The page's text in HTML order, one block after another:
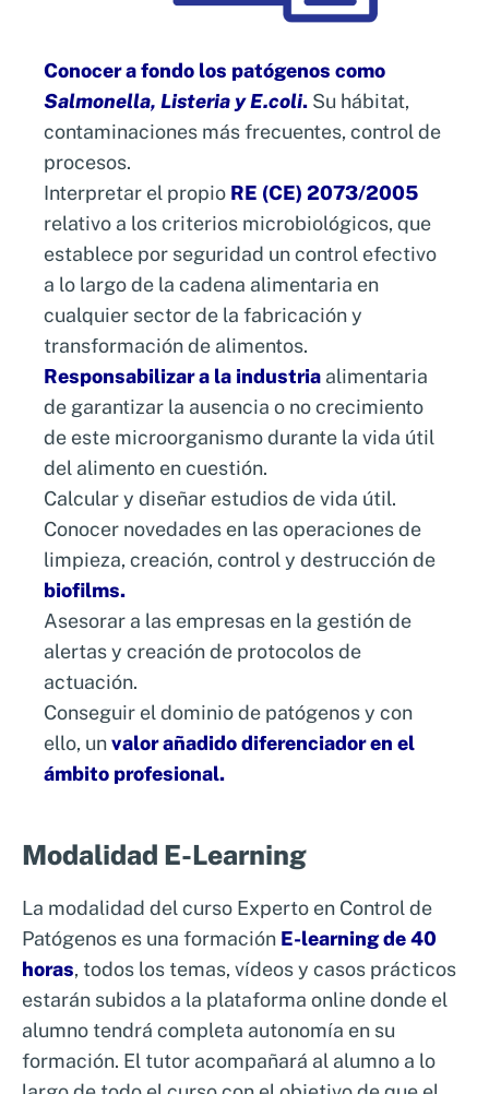
a consumidores como a la reputación de la
Curso Listeria
La presencia de Listeria en productos
alimenticios representa uno de los mayores
riesgos para la salud pública, debido a su
capacidad para proliferar en condiciones
adversas y su resistencia a varios métodos de
conservación. La prevención y el control de
Listeria son esenciales para cualquier
empresa del sector, y contar con el
conocimiento adecuado para este patógeno
puede marcar la diferencia entre un producto
seguro y un brote de enfermedad.
En nuestra formación sobre el control de
patógenos, dedicamos una parte del temario
a explicar las mejores prácticas para
detectar, controlar y eliminar este peligroso
patógeno. Aprenderás a implementar
estrategias efectivas de control, desde la
vigilancia ambiental hasta la intervención en
los puntos críticos de control, asegurando así
la seguridad de los alimentos y el
cumplimiento de las normativas
Al igual que con la Listeria, esta formación
incluye apartados específicos en los que se
tratará en profundidad el control de otros
patógenos como son laSalmonella y la E.coli.
Fórmate con nuestro Curso
Control de Patógenos
Conocer a fondo los patógenos como
Salmonella, Listeria y E.coli. Su hábitat,
contaminaciones más frecuentes, control de
procesos.
Interpretar el propio RE (CE) 2073/2005
relativo a los criterios microbiológicos, que
establece por seguridad un control efectivo
a lo largo de la cadena alimentaria en
cualquier sector de la fabricación y
transformación de alimentos.
Responsabilizar a la industria alimentaria
de garantizar la ausencia o no crecimiento
de este microorganismo durante la vida útil
del alimento en cuestión.
Calcular y diseñar estudios de vida útil.
Conocer novedades en las operaciones de
limpieza, creación, control y destrucción de
biofilms.
Asesorar a las empresas en la gestión de
alertas y creación de protocolos de
actuación.
Conseguir el dominio de patógenos y con
ello, unvalor añadido diferenciador en el
ámbito profesional.
Modalidad E-Learning
La modalidad del curso Experto en Control de
Patógenos es una formación E-learning de 40
horas, todos los temas, vídeos y casos prácticos
estarán subidos a la plataforma online donde el
alumno tendrá completa autonomía en su
formación. El tutor acompañará al alumno a lo